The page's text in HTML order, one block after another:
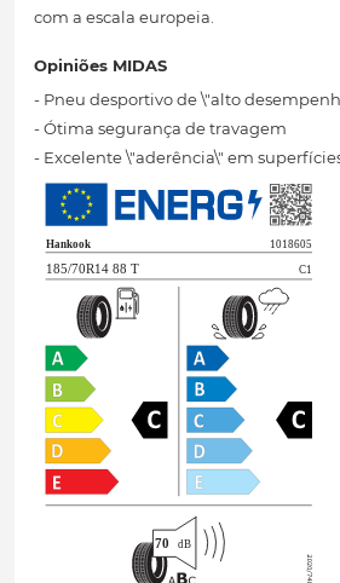
com a escala europeia.
Opiniões MIDAS
- Pneu desportivo de \"alto
- Ótima segurança de travagem
- Excelente \"aderência\" em